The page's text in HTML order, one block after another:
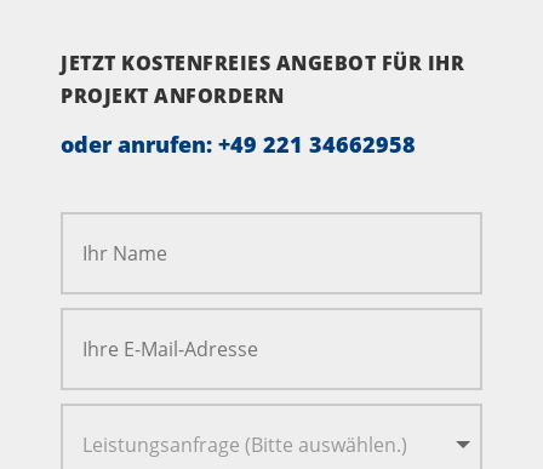
JETZT KOSTENFREIES ANGEBOT FÜR IHR
PROJEKT ANFORDERN
oder anrufen: +49 221 34662958